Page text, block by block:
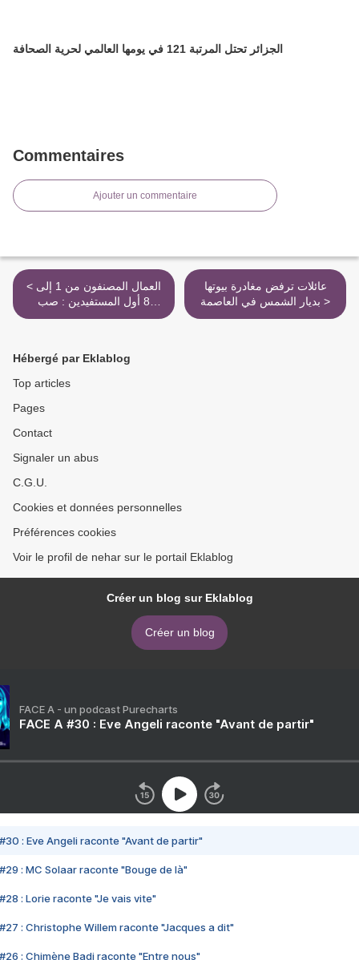
الجزائر تحتل المرتبة 121 في يومها العالمي لحرية الصحافة
Commentaires
Ajouter un commentaire
< العمال المصنفون من 1 إلى
8 أول المستفيدين : صب
زيادات إلغاء المادة 87 مكرر
عائلات ترفض مغادرة بيوتها
بديار الشمس في العاصمة >
Hébergé par Eklablog
Top articles
Pages
Contact
Signaler un abus
C.G.U.
Cookies et données personnelles
Préférences cookies
Voir le profil de nehar sur le portail Eklablog
Créer un blog sur Eklablog
Créer un blog
FACE A - un podcast Purecharts
FACE A #30 : Eve Angeli raconte "Avant de partir"
#30 : Eve Angeli raconte "Avant de partir"
#29 : MC Solaar raconte "Bouge de là"
#28 : Lorie raconte "Je vais vite"
#27 : Christophe Willem raconte "Jacques a dit"
#26 : Chimène Badi raconte "Entre nous"